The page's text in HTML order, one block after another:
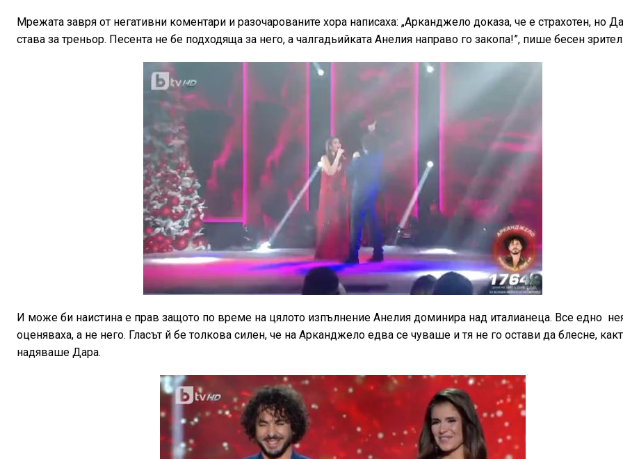
Мрежата завря от негативни коментари и разочарованите хора написаха: „Арканджело доказа, че е страхотен, но
става за треньор. Песента не бе подходяща за него, а чалгадьийката Анелия направо го закопа!”, пише бесен зрител.
И може би наистина е прав защото по време на цялото изпълнение Анелия доминира над италианеца. Все едно
оценяваха, а не него. Гласът й бе толкова силен, че на Арканджело едва се чуваше и тя не го остави да блесне,
надяваше Дара.